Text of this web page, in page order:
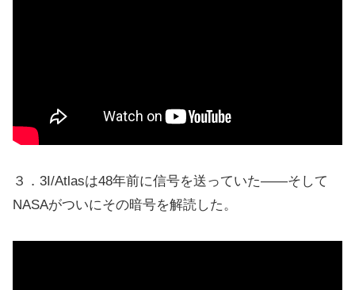
３．3I/Atlasは48年前に信号を送っていた——そして
NASAがついにその暗号を解読した。